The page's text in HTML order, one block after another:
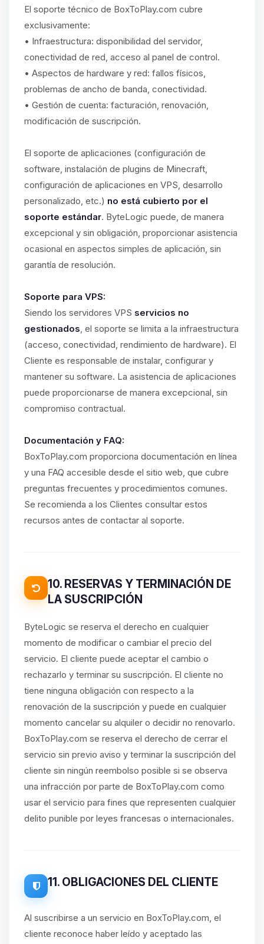
El soporte técnico de BoxToPlay.com cubre
exclusivamente:
• Infraestructura: disponibilidad del servidor,
conectividad de red, acceso al panel de control.
• Aspectos de hardware y red: fallos físicos,
problemas de ancho de banda, conectividad.
• Gestión de cuenta: facturación, renovación,
modificación de suscripción.
El soporte de aplicaciones (configuración de
software, instalación de plugins de Minecraft,
configuración de aplicaciones en VPS, desarrollo
personalizado, etc.) no está cubierto por el
soporte estándar. ByteLogic puede, de manera
excepcional y sin obligación, proporcionar asistencia
ocasional en aspectos simples de aplicación, sin
garantía de resolución.
Soporte para VPS:
Siendo los servidores VPS servicios no
gestionados, el soporte se limita a la infraestructura
(acceso, conectividad, rendimiento de hardware). El
Cliente es responsable de instalar, configurar y
mantener su software. La asistencia de aplicaciones
puede proporcionarse de manera excepcional, sin
compromiso contractual.
Documentación y FAQ:
BoxToPlay.com proporciona documentación en línea
y una FAQ accesible desde el sitio web, que cubre
preguntas frecuentes y procedimientos comunes.
Se recomienda a los Clientes consultar estos
recursos antes de contactar al soporte.
10. RESERVAS Y TERMINACIÓN DE
LA SUSCRIPCIÓN
ByteLogic se reserva el derecho en cualquier
momento de modificar o cambiar el precio del
servicio. El cliente puede aceptar el cambio o
rechazarlo y terminar su suscripción. El cliente no
tiene ninguna obligación con respecto a la
renovación de la suscripción y puede en cualquier
momento cancelar su alquiler o decidir no renovarlo.
BoxToPlay.com se reserva el derecho de cerrar el
servicio sin previo aviso y terminar la suscripción del
cliente sin ningún reembolso posible si se observa
una infracción por parte de BoxToPlay.com como
usar el servicio para fines que representen cualquier
delito punible por leyes francesas o internacionales.
11. OBLIGACIONES DEL CLIENTE
Al suscribirse a un servicio en BoxToPlay.com, el
cliente reconoce haber leído y aceptado las